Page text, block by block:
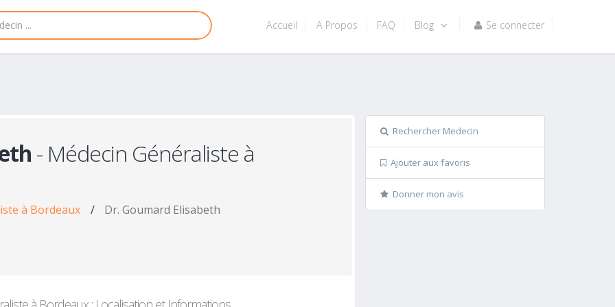
Accueil A Propos FAQ Blog Se connecter
- Médecin Généraliste à
à Bordeaux / Dr. Goumard Elisabeth
Rechercher Medecin
Ajouter aux favoris
Donner mon avis